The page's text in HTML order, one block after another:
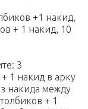
+1 накид,
+ 1 накид, 10
3
1 накид в арку
накида между
+ 1